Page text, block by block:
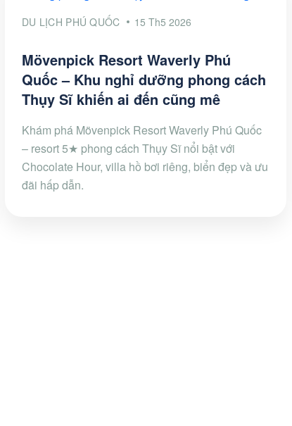
DU LỊCH PHÚ QUỐC 15 Th5 2026
Mövenpick Resort Waverly Phú
Quốc – Khu nghỉ dưỡng phong cách
Thụy Sĩ khiến ai đến cũng mê
Khám phá Mövenpick Resort Waverly Phú Quốc
– resort 5★ phong cách Thụy Sĩ nổi bật với
Chocolate Hour, villa hồ bơi riêng, biển đẹp và ưu
đãi hấp dẫn.